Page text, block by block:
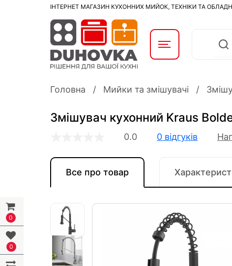
0
0
ІНТЕРНЕТ МАГАЗИН КУХОННИХ МИЙОК, ТЕХНІКИ ТА
Головна Мийки та змішувачі
Змішувач кухонний Kraus
0.0 0 відгуків
Все про товар